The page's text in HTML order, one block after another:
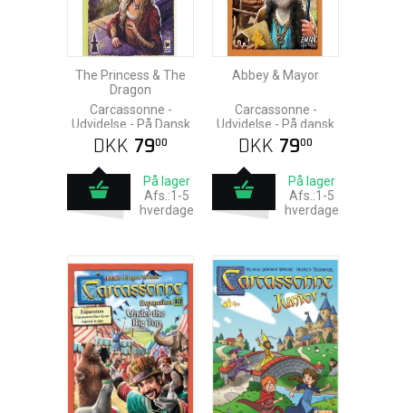
The Princess & The
Dragon
Carcassonne -
Udvidelse - På Dansk
DKK 7900
På lager
Afs.:1-5
hverdage
Abbey & Mayor
Carcassonne -
Udvidelse - På dansk
DKK 7900
På lager
Afs.:1-5
hverdage